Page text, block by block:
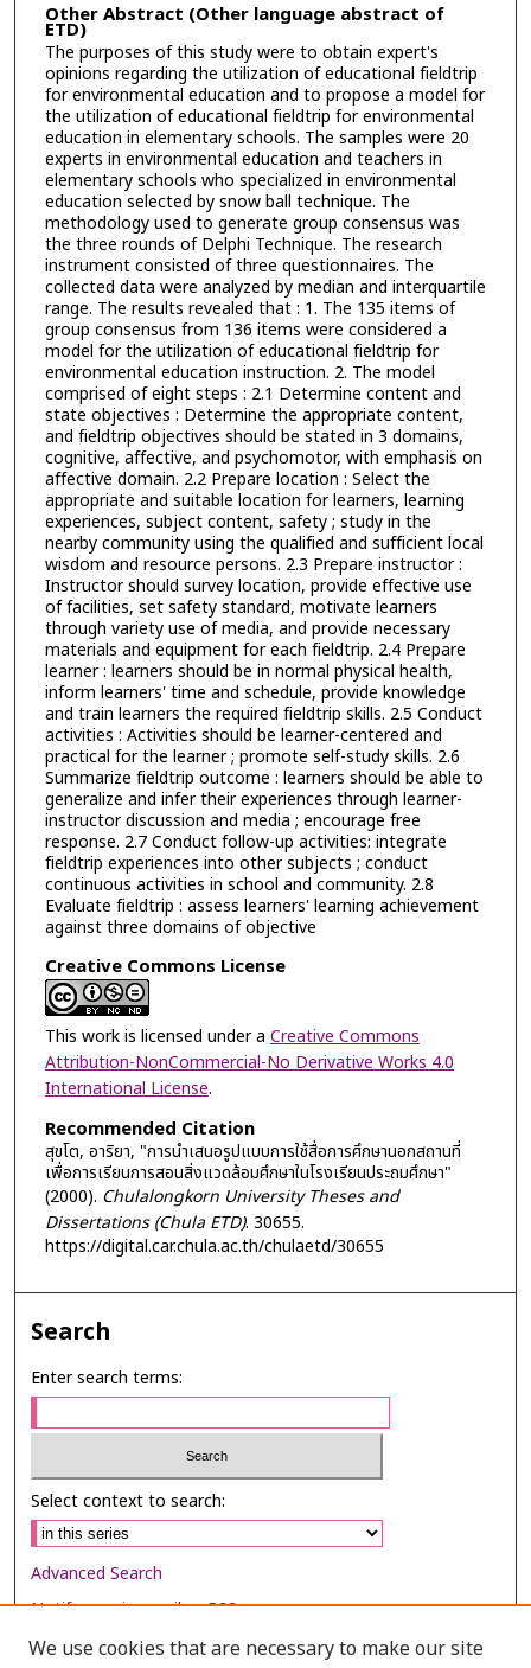
Other Abstract (Other language abstract of
ETD)
The purposes of this study were to obtain expert's
opinions regarding the utilization of educational fieldtrip
for environmental education and to propose a model for
the utilization of educational fieldtrip for environmental
education in elementary schools. The samples were 20
experts in environmental education and teachers in
elementary schools who specialized in environmental
education selected by snow ball technique. The
methodology used to generate group consensus was
the three rounds of Delphi Technique. The research
instrument consisted of three questionnaires. The
collected data were analyzed by median and interquartile
range. The results revealed that : 1. The 135 items of
group consensus from 136 items were considered a
model for the utilization of educational fieldtrip for
environmental education instruction. 2. The model
comprised of eight steps : 2.1 Determine content and
state objectives : Determine the appropriate content,
and fieldtrip objectives should be stated in 3 domains,
cognitive, affective, and psychomotor, with emphasis on
affective domain. 2.2 Prepare location : Select the
appropriate and suitable location for learners, learning
experiences, subject content, safety ; study in the
nearby community using the qualified and sufficient local
wisdom and resource persons. 2.3 Prepare instructor :
Instructor should survey location, provide effective use
of facilities, set safety standard, motivate learners
through variety use of media, and provide necessary
materials and equipment for each fieldtrip. 2.4 Prepare
learner : learners should be in normal physical health,
inform learners' time and schedule, provide knowledge
and train learners the required fieldtrip skills. 2.5 Conduct
activities : Activities should be learner-centered and
practical for the learner ; promote self-study skills. 2.6
Summarize fieldtrip outcome : learners should be able to
generalize and infer their experiences through learner-
instructor discussion and media ; encourage free
response. 2.7 Conduct follow-up activities: integrate
fieldtrip experiences into other subjects ; conduct
continuous activities in school and community. 2.8
Evaluate fieldtrip : assess learners' learning achievement
against three domains of objective
Creative Commons License
This work is licensed under a Creative Commons
Attribution-NonCommercial-No Derivative Works 4.0
International License.
Recommended Citation
สุขโต, อาริยา, "การนำเสนอรูปแบบการใช้สื่อการศึกษานอกสถานที่
เพื่อการเรียนการสอนสิ่งแวดล้อมศึกษาในโรงเรียนประถมศึกษา"
(2000). Chulalongkorn University Theses and
Dissertations (Chula ETD). 30655.
https://digital.car.chula.ac.th/chulaetd/30655
Search
Enter search terms:
Select context to search:
Advanced Search
Notify me via email orRSS
We use cookies that are necessary to make our site